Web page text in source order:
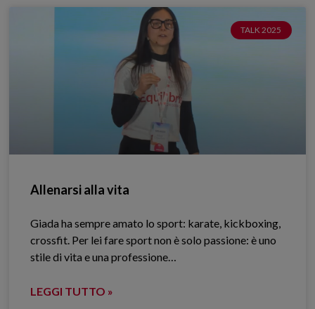
TALK 2025
Allenarsi alla vita
Giada ha sempre amato lo sport: karate, kickboxing,
crossfit. Per lei fare sport non è solo passione: è uno
stile di vita e una professione…
LEGGI TUTTO »